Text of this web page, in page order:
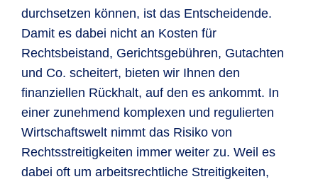
durchsetzen können, ist das Entscheidende.
Damit es dabei nicht an Kosten für
Rechtsbeistand, Gerichtsgebühren, Gutachten
und Co. scheitert, bieten wir Ihnen den
finanziellen Rückhalt, auf den es ankommt. In
einer zunehmend komplexen und regulierten
Wirtschaftswelt nimmt das Risiko von
Rechtsstreitigkeiten immer weiter zu. Weil es
dabei oft um arbeitsrechtliche Streitigkeiten,